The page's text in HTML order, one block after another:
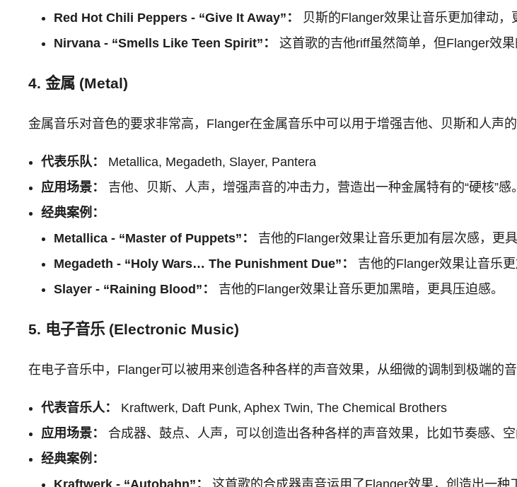
Red Hot Chili Peppers - “Give It Away”：
贝斯的Flanger效果让音乐更加律动，
Nirvana - “Smells Like Teen Spirit”：
这首歌的吉他riff虽然简单，但Flanger效
4. 金属 (Metal)
金属音乐对音色的要求非常高，Flanger在金属音乐中可以用于增强吉他、贝斯和人声
代表乐队：
Metallica, Megadeth, Slayer, Pantera
应用场景：
吉他、贝斯、人声，增强声音的冲击力，营造出一种金属特有的“硬核”感。
经典案例：
Metallica - “Master of Puppets”：
吉他的Flanger效果让音乐更加有层次感，更具
Megadeth - “Holy Wars… The Punishment Due”：
吉他的Flanger效果让音乐
Slayer - “Raining Blood”：
吉他的Flanger效果让音乐更加黑暗，更具压迫感。
5. 电子音乐 (Electronic Music)
在电子音乐中，Flanger可以被用来创造各种各样的声音效果，从细微的调制到极端的音
代表音乐人：
Kraftwerk, Daft Punk, Aphex Twin, The Chemical Brothers
应用场景：
合成器、鼓点、人声，可以创造出各种各样的声音效果，比如节奏感、
经典案例：
Kraftwerk - “Autobahn”：
这首歌的合成器声音运用了Flanger效果，创造出一种